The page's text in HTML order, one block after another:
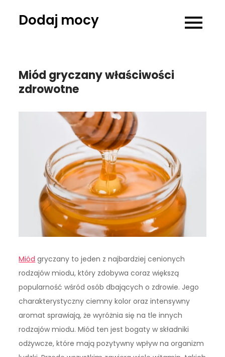
Dodaj mocy
Miód gryczany właściwości
zdrowotne
Miód gryczany to jeden z najbardziej cenionych
rodzajów miodu, który zdobywa coraz większą
popularność wśród osób dbających o zdrowie. Jego
charakterystyczny ciemny kolor oraz intensywny
aromat sprawiają, że wyróżnia się na tle innych
rodzajów miodu. Miód ten jest bogaty w składniki
odżywcze, które mają pozytywny wpływ na organizm